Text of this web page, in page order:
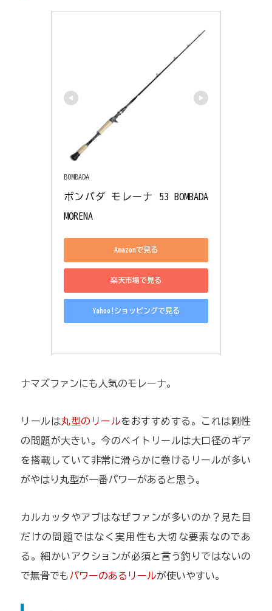
BOMBADA
ボンバダ モレーナ 53 BOMBADA
MORENA
Amazonで見る
楽天市場で見る
Yahoo!ショッピングで見る
ナマズファンにも人気のモレーナ。
リールは丸型のリールをおすすめする。これは剛性
の問題が大きい。今のベイトリールは大口径のギア
を搭載していて非常に滑らかに巻けるリールが多い
がやはり丸型が一番パワーがあると思う。
カルカッタやアブはなぜファンが多いのか？見た目
だけの問題ではなく実用性も大切な要素なのであ
る。細かいアクションが必須と言う釣りではないの
で無骨でも パワーのあるリールが使いやすい。